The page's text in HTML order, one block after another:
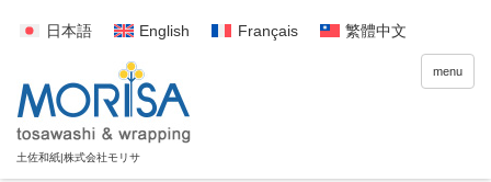
日本語 English Français 繁體中文
menu